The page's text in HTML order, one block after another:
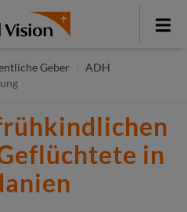
Toggle
Geber
ADH
in